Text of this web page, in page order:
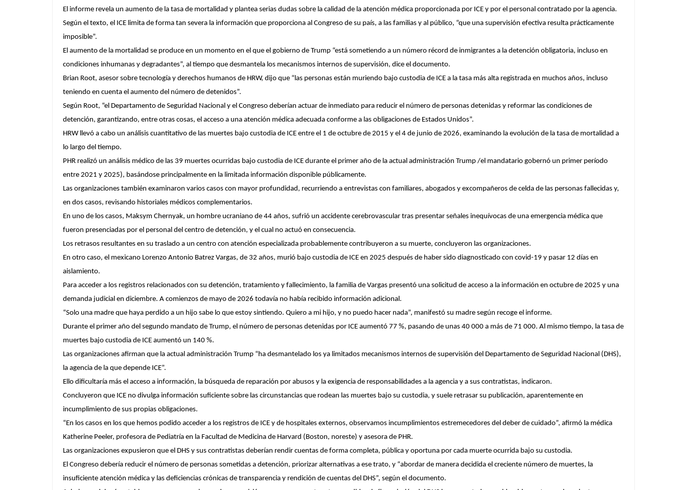
El informe revela un aumento de la tasa de mortalidad y plantea serias dudas sobre la calidad de la atención médica proporcionada por ICE y por el personal contratado por la agencia.
Según el texto, el ICE limita de forma tan severa la información que proporciona al Congreso de su país, a las familias y al público, “que una supervisión efectiva resulta prácticamente
imposible”.
El aumento de la mortalidad se produce en un momento en el que el gobierno de Trump “está sometiendo a un número récord de inmigrantes a la detención obligatoria, incluso en
condiciones inhumanas y degradantes”, al tiempo que desmantela los mecanismos internos de supervisión, dice el documento.
Brian Root, asesor sobre tecnología y derechos humanos de HRW, dijo que “las personas están muriendo bajo custodia de ICE a la tasa más alta registrada en muchos años, incluso
teniendo en cuenta el aumento del número de detenidos”.
Según Root, “el Departamento de Seguridad Nacional y el Congreso deberían actuar de inmediato para reducir el número de personas detenidas y reformar las condiciones de
detención, garantizando, entre otras cosas, el acceso a una atención médica adecuada conforme a las obligaciones de Estados Unidos”.
HRW llevó a cabo un análisis cuantitativo de las muertes bajo custodia de ICE entre el 1 de octubre de 2015 y el 4 de junio de 2026, examinando la evolución de la tasa de mortalidad a
lo largo del tiempo.
PHR realizó un análisis médico de las 39 muertes ocurridas bajo custodia de ICE durante el primer año de la actual administración Trump /el mandatario gobernó un primer período
entre 2021 y 2025), basándose principalmente en la limitada información disponible públicamente.
Las organizaciones también examinaron varios casos con mayor profundidad, recurriendo a entrevistas con familiares, abogados y excompañeros de celda de las personas fallecidas y,
en dos casos, revisando historiales médicos complementarios.
En uno de los casos, Maksym Chernyak, un hombre ucraniano de 44 años, sufrió un accidente cerebrovascular tras presentar señales inequívocas de una emergencia médica que
fueron presenciadas por el personal del centro de detención, y el cual no actuó en consecuencia.
Los retrasos resultantes en su traslado a un centro con atención especializada probablemente contribuyeron a su muerte, concluyeron las organizaciones.
En otro caso, el mexicano Lorenzo Antonio Batrez Vargas, de 32 años, murió bajo custodia de ICE en 2025 después de haber sido diagnosticado con covid-19 y pasar 12 días en
aislamiento.
Para acceder a los registros relacionados con su detención, tratamiento y fallecimiento, la familia de Vargas presentó una solicitud de acceso a la información en octubre de 2025 y una
demanda judicial en diciembre. A comienzos de mayo de 2026 todavía no había recibido información adicional.
“Solo una madre que haya perdido a un hijo sabe lo que estoy sintiendo. Quiero a mi hijo, y no puedo hacer nada”, manifestó su madre según recoge el informe.
Durante el primer año del segundo mandato de Trump, el número de personas detenidas por ICE aumentó 77 %, pasando de unas 40 000 a más de 71 000. Al mismo tiempo, la tasa de
muertes bajo custodia de ICE aumentó un 140 %.
Las organizaciones afirman que la actual administración Trump “ha desmantelado los ya limitados mecanismos internos de supervisión del Departamento de Seguridad Nacional (DHS),
la agencia de la que depende ICE”.
Ello dificultaría más el acceso a información, la búsqueda de reparación por abusos y la exigencia de responsabilidades a la agencia y a sus contratistas, indicaron.
Concluyeron que ICE no divulga información suficiente sobre las circunstancias que rodean las muertes bajo su custodia, y suele retrasar su publicación, aparentemente en
incumplimiento de sus propias obligaciones.
“En los casos en los que hemos podido acceder a los registros de ICE y de hospitales externos, observamos incumplimientos estremecedores del deber de cuidado”, afirmó la médica
Katherine Peeler, profesora de Pediatría en la Facultad de Medicina de Harvard (Boston, noreste) y asesora de PHR.
Las organizaciones expusieron que el DHS y sus contratistas deberían rendir cuentas de forma completa, pública y oportuna por cada muerte ocurrida bajo su custodia.
El Congreso debería reducir el número de personas sometidas a detención, priorizar alternativas a ese trato, y “abordar de manera decidida el creciente número de muertes, la
insuficiente atención médica y las deficiencias crónicas de transparencia y rendición de cuentas del DHS”, según el documento.